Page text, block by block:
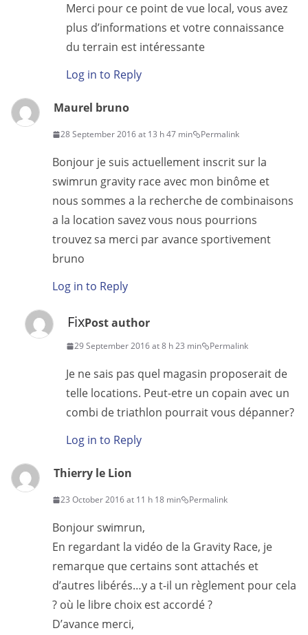
Merci pour ce point de vue local, vous avez
plus d’informations et votre connaissance
du terrain est intéressante
Log in to Reply
Maurel bruno
28 September 2016 at 13 h 47 min Permalink
Bonjour je suis actuellement inscrit sur la
swimrun gravity race avec mon binôme et
nous sommes a la recherche de combinaisons
a la location savez vous nous pourrions
trouvez sa merci par avance sportivement
bruno
Log in to Reply
FixPost author
29 September 2016 at 8 h 23 min Permalink
Je ne sais pas quel magasin proposerait de
telle locations. Peut-etre un copain avec un
combi de triathlon pourrait vous dépanner?
Log in to Reply
Thierry le Lion
23 October 2016 at 11 h 18 min Permalink
Bonjour swimrun,
En regardant la vidéo de la Gravity Race, je
remarque que certains sont attachés et
d’autres libérés…y a t-il un règlement pour cela
? où le libre choix est accordé ?
D’avance merci,